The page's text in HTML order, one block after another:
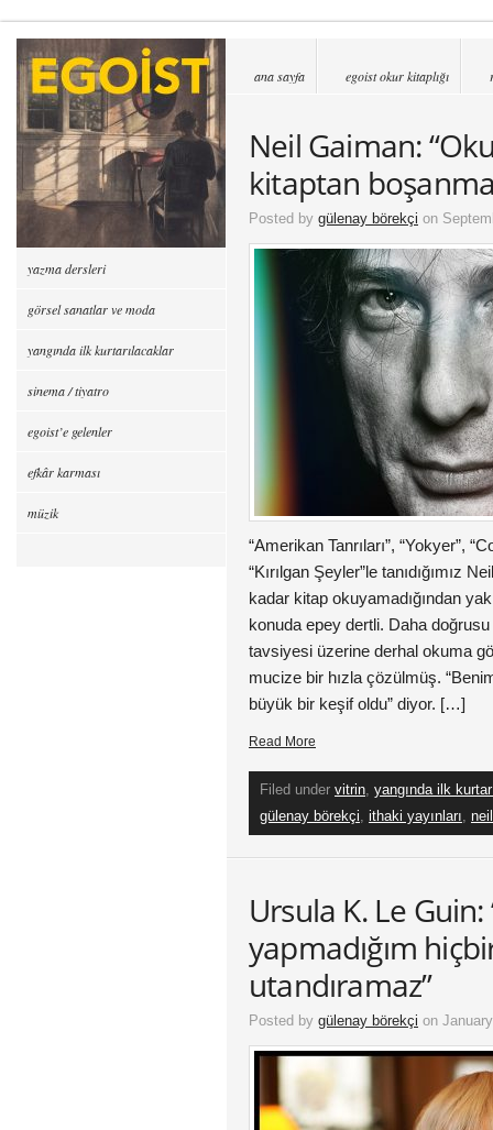
ana sayfa egoist okur kitaplığı
Neil Gaiman:
kitaptan
Posted by gülenay börekçi on
“Amerikan Tanrıları”, “Yokyer”,
“Kırılgan Şeyler”le tanıdığımız
kadar kitap okuyamadığından
konuda epey dertli. Daha
tavsiyesi üzerine derhal okuma
mucize bir hızla çözülmüş.
büyük bir keşif oldu” diyor. […]
Read More
Filed under vitrin, yangında ilk
gülenay börekçi, ithaki yayınları,
Ursula K. Le Guin:
yapmadığım
utandıramaz”
Posted by gülenay börekçi on
yazma dersleri
görsel sanatlar ve moda
yangında ilk kurtarılacaklar
sinema / tiyatro
egoist’e gelenler
efkâr karması
müzik